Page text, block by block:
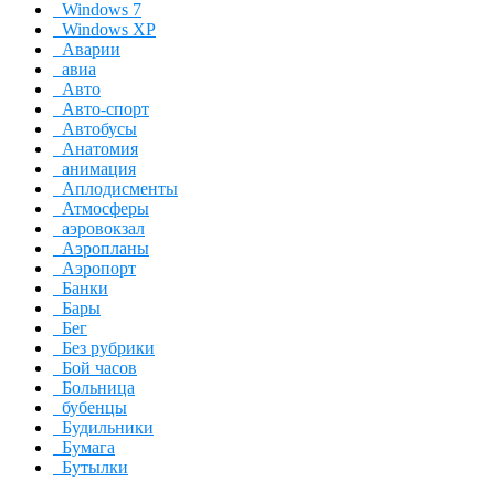
Windows 7
Windows XP
Аварии
авиа
Авто
Авто-спорт
Автобусы
Анатомия
анимация
Аплодисменты
Атмосферы
аэровокзал
Аэропланы
Аэропорт
Банки
Бары
Бег
Без рубрики
Бой часов
Больница
бубенцы
Будильники
Бумага
Бутылки